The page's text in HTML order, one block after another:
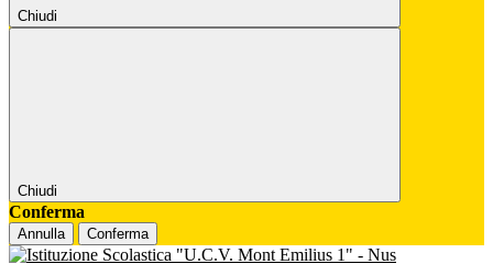
Chiudi
Chiudi
Conferma
Annulla Conferma